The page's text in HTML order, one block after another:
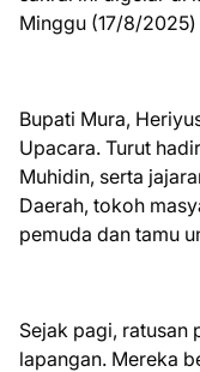
Minggu (17/8/
Bupati Mura,
Upacara. Turut
Muhidin, serta
Daerah, tokoh
pemuda dan tamu
Sejak pagi, ratusan
lapangan. Mereka